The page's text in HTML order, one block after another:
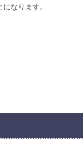
なります。